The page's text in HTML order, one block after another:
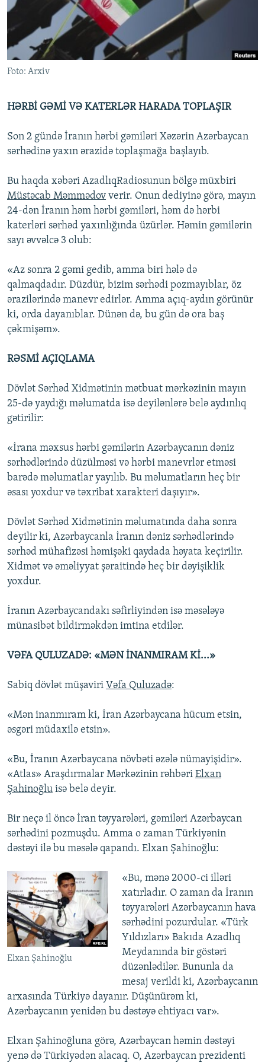
İNFOQRAFIKA
KARIKATURA
AZƏRBAYCAN ƏDƏBIYYATI KITABXANASI
İSLAM VƏ DEMOKRATIYA
İZ - MƏDƏNIYYƏT PROQRAMI
MISSIYAMIZ
PEŞƏ ETIKASI VƏ JURNALISTIKA STANDARTLARIMIZ
MATERIALLARIMIZDAN ISTIFADƏ
AZADLIQRADIOSU MOBIL TELEFONUNUZDA
RFE/RL-in bütün saytları
Foto: Arxiv
HƏRBİ GƏMİ VƏ KATERLƏR HARADA TOPLAŞIR
Son 2 gündə İranın hərbi gəmiləri Xəzərin Azərbaycan
sərhədinə yaxın ərazidə toplaşmağa başlayıb.
Bu haqda xəbəri AzadlıqRadiosunun bölgə müxbiri
Müstəcab Məmmədov verir. Onun dediyinə görə, mayın
24-dən İranın həm hərbi gəmiləri, həm də hərbi
katerləri sərhəd yaxınlığında üzürlər. Həmin gəmilərin
sayı əvvəlcə 3 olub:
«Az sonra 2 gəmi gedib, amma biri hələ də
qalmaqdadır. Düzdür, bizim sərhədi pozmayıblar, öz
ərazilərində manevr edirlər. Amma açıq-aydın görünür
ki, orda dayanıblar. Dünən də, bu gün də ora baş
çəkmişəm».
RƏSMİ AÇIQLAMA
Dövlət Sərhəd Xidmətinin mətbuat mərkəzinin mayın
25-də yaydığı məlumatda isə deyilənlərə belə aydınlıq
gətirilir:
«İrana məxsus hərbi gəmilərin Azərbaycanın dəniz
sərhədlərində düzülməsi və hərbi manevrlər etməsi
barədə məlumatlar yayılıb. Bu məlumatların heç bir
əsası yoxdur və təxribat xarakteri daşıyır».
Dövlət Sərhəd Xidmətinin məlumatında daha sonra
deyilir ki, Azərbaycanla İranın dəniz sərhədlərində
sərhəd mühafizəsi həmişəki qaydada həyata keçirilir.
Xidmət və əməliyyat şəraitində heç bir dəyişiklik
yoxdur.
İranın Azərbaycandakı səfirliyindən isə məsələyə
münasibət bildirməkdən imtina etdilər.
VƏFA QULUZADƏ: «MƏN İNANMIRAM Kİ...»
Sabiq dövlət müşaviri Vəfa Quluzadə:
«Mən inanmıram ki, İran Azərbaycana hücum etsin,
əsgəri müdaxilə etsin».
«Bu, İranın Azərbaycana növbəti əzələ nümayişidir».
«Atlas» Araşdırmalar Mərkəzinin rəhbəri Elxan
Şahinoğlu isə belə deyir.
Bir neçə il öncə İran təyyarələri, gəmiləri Azərbaycan
sərhədini pozmuşdu. Amma o zaman Türkiyənin
dəstəyi ilə bu məsələ qapandı. Elxan Şahinoğlu:
Elxan Şahinoğlu
«Bu, mənə 2000-ci illəri
xatırladır. O zaman da İranın
təyyarələri Azərbaycanın hava
sərhədini pozurdular. «Türk
Yıldızları» Bakıda Azadlıq
Meydanında bir göstəri
düzənlədilər. Bununla da
mesaj verildi ki, Azərbaycanın
arxasında Türkiyə dayanır. Düşünürəm ki,
Azərbaycanın yenidən bu dəstəyə ehtiyacı var».
Elxan Şahinoğluna görə, Azərbaycan həmin dəstəyi
yenə də Türkiyədən alacaq. O, Azərbaycan prezidenti